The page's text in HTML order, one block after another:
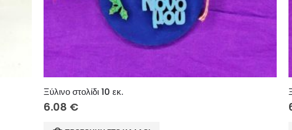
Ξύλινο στολίδι 10 εκ.
6.08 €